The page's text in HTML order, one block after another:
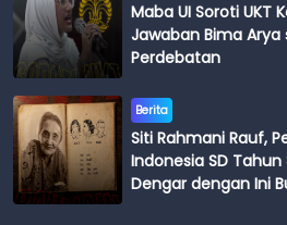
Maba UI Soroti UKT
Jawaban Bima Arya
Perdebatan
Berita
Siti Rahmani Rauf,
Indonesia SD
Dengar dengan Ini